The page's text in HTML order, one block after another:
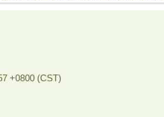
+0800 (CST)